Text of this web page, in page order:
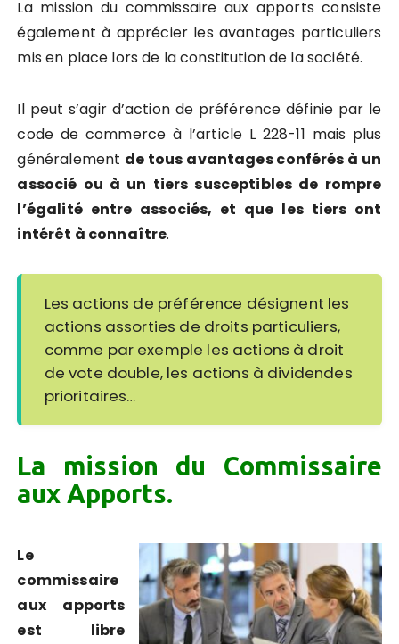
La mission du commissaire aux apports consiste
également à apprécier les avantages particuliers
mis en place lors de la constitution de la société.
Il peut s’agir d’action de préférence définie par le
code de commerce à l’article L 228-11 mais plus
généralement de tous avantages conférés à un
associé ou à un tiers susceptibles de rompre
l’égalité entre associés, et que les tiers ont
intérêt à connaître.
Les actions de préférence désignent les
actions assorties de droits particuliers,
comme par exemple les actions à droit
de vote double, les actions à dividendes
prioritaires…
La mission du Commissaire
aux Apports.
Le
commissaire
aux apports
est libre